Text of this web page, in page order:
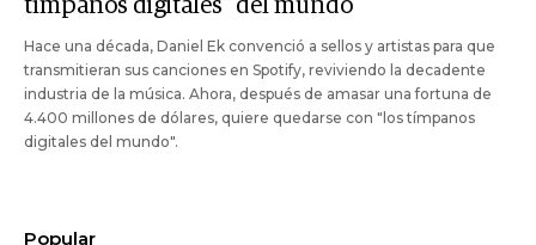
tímpanos digitales" del mundo
Hace una década, Daniel Ek convenció a sellos y artistas para que
transmitieran sus canciones en Spotify, reviviendo la decadente
industria de la música. Ahora, después de amasar una fortuna de
4.400 millones de dólares, quiere quedarse con "los tímpanos
digitales del mundo".
Popular